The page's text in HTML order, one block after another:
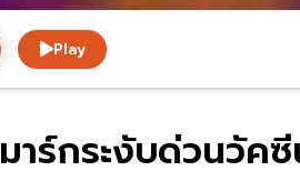
Play
าร์กระงับด่วนวัค